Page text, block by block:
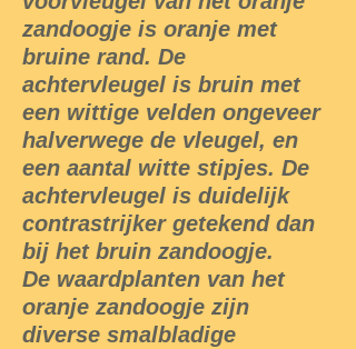
zandoogje is oranje met
bruine rand. De
achtervleugel is bruin met
een wittige velden ongeveer
halverwege de vleugel, en
een aantal witte stipjes. De
achtervleugel is duidelijk
contrastrijker getekend dan
bij het bruin zandoogje.
De waardplanten van het
oranje zandoogje zijn
diverse smalbladige